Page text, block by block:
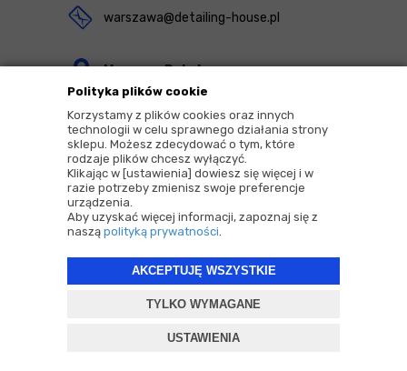
Polityka plików cookie
Korzystamy z plików cookies oraz innych
technologii w celu sprawnego działania strony
sklepu. Możesz zdecydować o tym, które
rodzaje plików chcesz wyłączyć.
Klikając w [ustawienia] dowiesz się więcej i w
razie potrzeby zmienisz swoje preferencje
urządzenia.
Aby uzyskać więcej informacji, zapoznaj się z
naszą polityką prywatności.
AKCEPTUJĘ WSZYSTKIE
TYLKO WYMAGANE
USTAWIENIA
warszawa@detailing-house.pl
Magazyn Rekcin
Nomos Sp. z o.o. sp.k.
ul. Agrestowa 1
83-010 Rekcin
2026 © Copyrights by |Detailing House